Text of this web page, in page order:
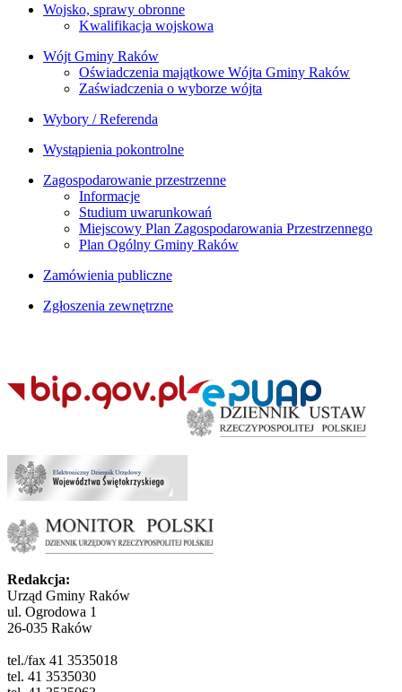
Wojsko, sprawy obronne
Kwalifikacja wojskowa
Wójt Gminy Raków
Oświadczenia majątkowe Wójta Gminy Raków
Zaświadczenia o wyborze wójta
Wybory / Referenda
Wystąpienia pokontrolne
Zagospodarowanie przestrzenne
Informacje
Studium uwarunkowań
Miejscowy Plan Zagospodarowania Przestrzennego
Plan Ogólny Gminy Raków
Zamówienia publiczne
Zgłoszenia zewnętrzne
Redakcja:
Urząd Gminy Raków
ul. Ogrodowa 1
26-035 Raków
tel./fax 41 3535018
tel. 41 3535030